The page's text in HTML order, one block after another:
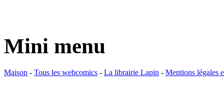
Mini menu
Maison - Tous les webcomics - La librairie Lapin - Mentions légales